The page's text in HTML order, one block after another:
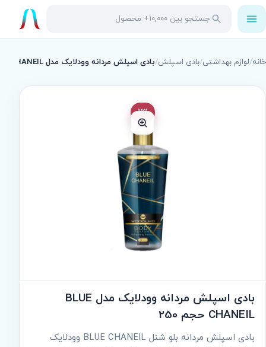
باز
کردن
منو
جستجو
در
جستجو
خانه/لوازم بهداشتی/بادی اسپلش/بادی اسپلش مردانه وودلایک مدل BLUE CHANEIL حجم 250
16٪
بادی اسپلش مردانه وودلایک مدل BLUE
CHANEIL حجم 250
بادی اسپلش مردانه بلو شنل BLUE CHANEIL وودلایک